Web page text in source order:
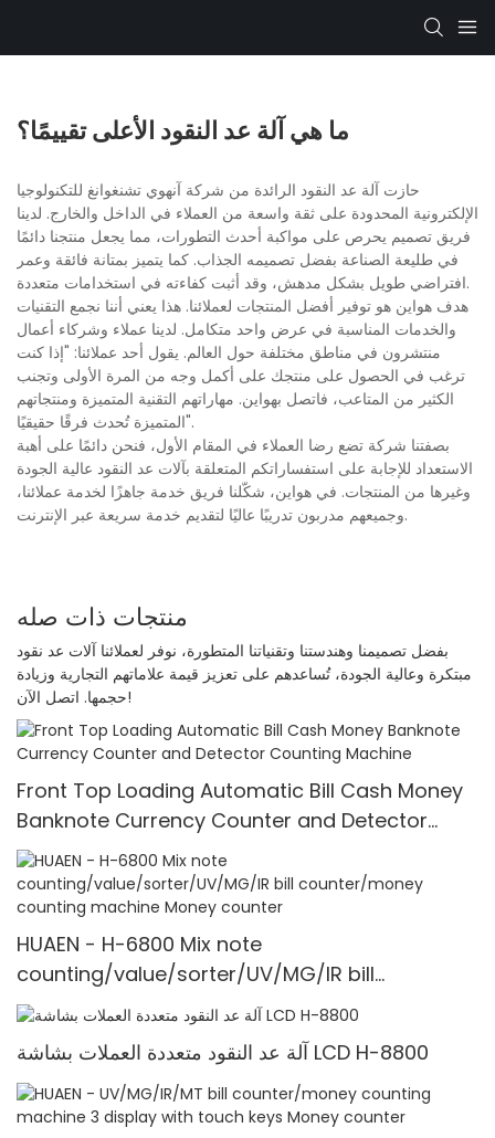
ما هي آلة عد النقود الأعلى تقييمًا؟
حازت آلة عد النقود الرائدة من شركة آنهوي تشنغوانغ للتكنولوجيا
الإلكترونية المحدودة على ثقة واسعة من العملاء في الداخل والخارج. لدينا
فريق تصميم يحرص على مواكبة أحدث التطورات، مما يجعل منتجنا دائمًا
في طليعة الصناعة بفضل تصميمه الجذاب. كما يتميز بمتانة فائقة وعمر
افتراضي طويل بشكل مدهش، وقد أثبت كفاءته في استخدامات متعددة.
هدف هواين هو توفير أفضل المنتجات لعملائنا. هذا يعني أننا نجمع التقنيات
والخدمات المناسبة في عرض واحد متكامل. لدينا عملاء وشركاء أعمال
منتشرون في مناطق مختلفة حول العالم. يقول أحد عملائنا: "إذا كنت
ترغب في الحصول على منتجك على أكمل وجه من المرة الأولى وتجنب
الكثير من المتاعب، فاتصل بهواين. مهاراتهم التقنية المتميزة ومنتجاتهم
المتميزة تُحدث فرقًا حقيقيًا".
بصفتنا شركة تضع رضا العملاء في المقام الأول، فنحن دائمًا على أهبة
الاستعداد للإجابة على استفساراتكم المتعلقة بآلات عد النقود عالية الجودة
وغيرها من المنتجات. في هواين، شكّلنا فريق خدمة جاهزًا لخدمة عملائنا،
وجميعهم مدربون تدريبًا عاليًا لتقديم خدمة سريعة عبر الإنترنت.
منتجات ذات صله
بفضل تصميمنا وهندستنا وتقنياتنا المتطورة، نوفر لعملائنا آلات عد نقود
مبتكرة وعالية الجودة، تُساعدهم على تعزيز قيمة علاماتهم التجارية وزيادة
حجمها. اتصل الآن!
Front Top Loading Automatic Bill Cash Money
Banknote Currency Counter and Detector
Counting Machine
HUAEN - H-6800 Mix note
counting/value/sorter/UV/MG/IR bill
counter/money counting machine Money
آلة عد النقود متعددة العملات بشاشة LCD H-8800